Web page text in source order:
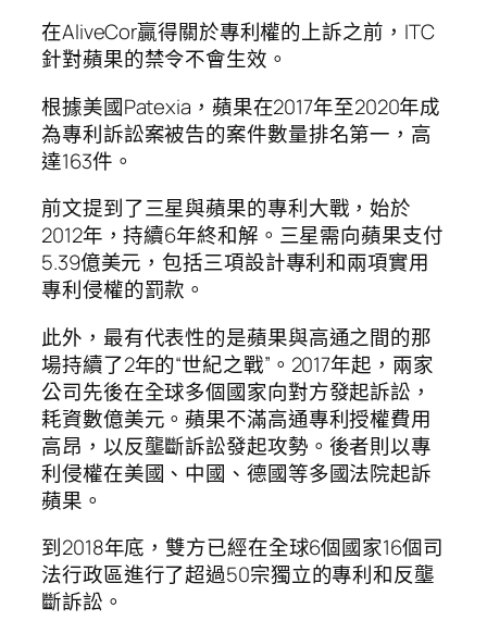
在AliveCor贏得關於專利權的上訴之前，ITC
針對蘋果的禁令不會生效。
根據美國Patexia，蘋果在2017年至2020年成
為專利訴訟案被告的案件數量排名第一，高
達163件。
前文提到了三星與蘋果的專利大戰，始於
2012年，持續6年終和解。三星需向蘋果支付
5.39億美元，包括三項設計專利和兩項實用
專利侵權的罰款。
此外，最有代表性的是蘋果與高通之間的那
場持續了2年的“世紀之戰”。2017年起，兩家
公司先後在全球多個國家向對方發起訴訟，
耗資數億美元。蘋果不滿高通專利授權費用
高昂，以反壟斷訴訟發起攻勢。後者則以專
利侵權在美國、中國、德國等多國法院起訴
蘋果。
到2018年底，雙方已經在全球6個國家16個司
法行政區進行了超過50宗獨立的專利和反壟
斷訴訟。